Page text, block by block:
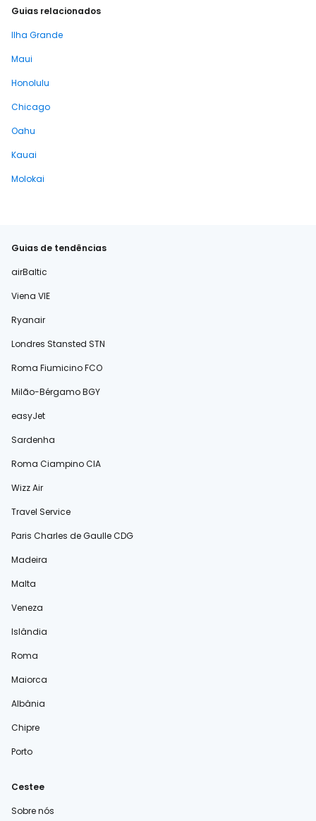
Guias relacionados
Ilha Grande
Maui
Honolulu
Chicago
Oahu
Kauai
Molokai
Guias de tendências
airBaltic
Viena VIE
Ryanair
Londres Stansted STN
Roma Fiumicino FCO
Milão-Bérgamo BGY
easyJet
Sardenha
Roma Ciampino CIA
Wizz Air
Travel Service
Paris Charles de Gaulle CDG
Madeira
Malta
Veneza
Islândia
Roma
Maiorca
Albânia
Chipre
Porto
Cestee
Sobre nós